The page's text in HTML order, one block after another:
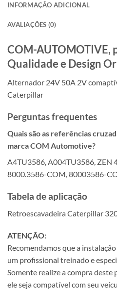
INFORMAÇÃO ADICIONAL
AVALIAÇÕES (0)
COM-AUTOMOTIVE,
Qualidade e Design
Alternador 24V 50A 2V
Caterpillar
Perguntas frequentes
Quais são as referências
marca COM Automotive?
A4TU3586, A004TU3586, ZEN
8000.3586-COM, 80003586-
Tabela de aplicação
Retroescavadeira Caterpillar
ATENÇÃO:
Recomendamos que a
um profissional treinado e
Somente realize a compra deste
ele seja compatível com seu